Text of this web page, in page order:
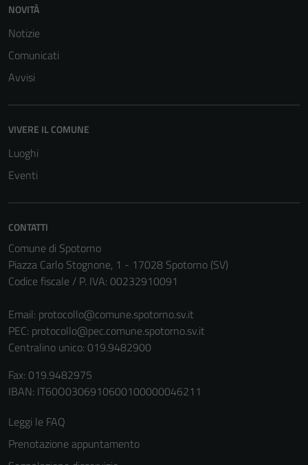
NOVITÀ
Notizie
Comunicati
Avvisi
VIVERE IL COMUNE
Luoghi
Eventi
CONTATTI
Comune di Spotorno
Piazza Carlo Stognone, 1 - 17028 Spotorno (SV)
Codice fiscale / P. IVA: 00232910091
Email: protocollo@comune.spotorno.sv.it
PEC: protocollo@pec.comune.spotorno.sv.it
Centralino unico: 019.9482900
Fax: 019.9482975
IBAN: IT60O0306910600100000046211
Leggi le FAQ
Prenotazione appuntamento
possono
personali.